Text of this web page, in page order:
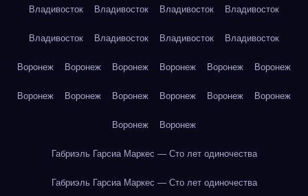
Владивосток Владивосток Владивосток Владивосток
Владивосток Владивосток Владивосток Владивосток
Воронеж Воронеж Воронеж Воронеж Воронеж Воронеж
Воронеж Воронеж Воронеж Воронеж Воронеж Воронеж
Воронеж Воронеж
Габриэль Гарсиа Маркес — Сто лет одиночества
Габриэль Гарсиа Маркес — Сто лет одиночества